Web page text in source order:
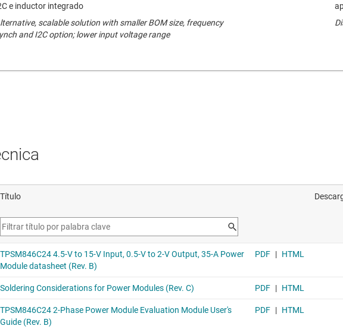
e inductor integrado
scalable solution with smaller BOM size, frequency
and I2C option; lower input voltage range